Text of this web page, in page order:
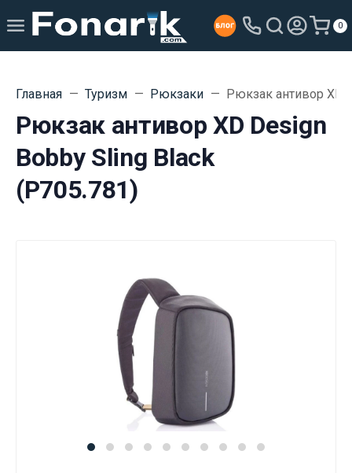
0
Главная Туризм Рюкзаки Рюкзак антивор XD
Рюкзак антивор XD Design
Bobby Sling Black
(P705.781)